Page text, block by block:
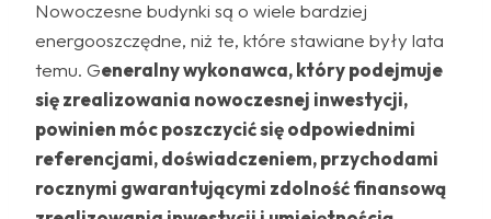
Nowoczesne budynki są o wiele bardziej
energooszczędne, niż te, które stawiane były lata
temu. Generalny wykonawca, który podejmuje
się zrealizowania nowoczesnej inwestycji,
powinien móc poszczycić się odpowiednimi
referencjami, doświadczeniem, przychodami
rocznymi gwarantującymi zdolność finansową